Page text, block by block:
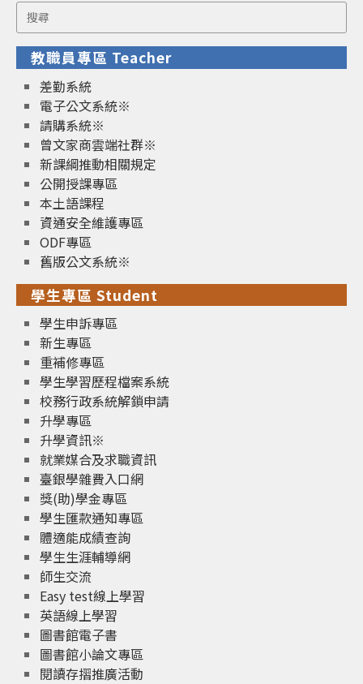
Search
for:
教職員專區 Teacher
差勤系統
電子公文系統※
請購系統※
曾文家商雲端社群※
新課綱推動相關規定
公開授課專區
本土語課程
資通安全維護專區
ODF專區
舊版公文系統※
學生專區 Student
學生申訴專區
新生專區
重補修專區
學生學習歷程檔案系統
校務行政系統解鎖申請
升學專區
升學資訊※
就業媒合及求職資訊
臺銀學雜費入口網
獎(助)學金專區
學生匯款通知專區
體適能成績查詢
學生生涯輔導網
師生交流
Easy test線上學習
英語線上學習
圖書館電子書
圖書館小論文專區
閱讀存摺推廣活動